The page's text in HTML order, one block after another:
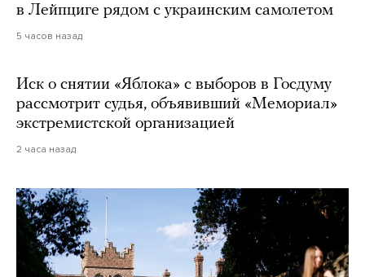
в Лейпциге рядом с украинским самолетом
5 часов назад
Иск о снятии «Яблока» с выборов в Госдуму
рассмотрит судья, объявивший «Мемориал»
экстремистской организацией
2 часа назад